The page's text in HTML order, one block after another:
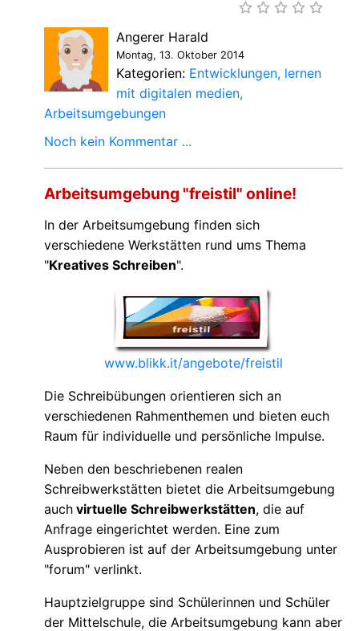
Angerer Harald
Montag, 13. Oktober 2014
Kategorien: Entwicklungen lernen
mit digitalen medien
Arbeitsumgebungen
Noch kein Kommentar ...
Arbeitsumgebung "freistil" online!
In der Arbeitsumgebung finden sich
verschiedene Werkstätten rund ums Thema
"Kreatives Schreiben".
www.blikk.it/angebote/freistil
Die Schreibübungen orientieren sich an
verschiedenen Rahmenthemen und bieten euch
Raum für individuelle und persönliche Impulse.
Neben den beschriebenen realen
Schreibwerkstätten bietet die Arbeitsumgebung
auch virtuelle Schreibwerkstätten, die auf
Anfrage eingerichtet werden. Eine zum
Ausprobieren ist auf der Arbeitsumgebung unter
"forum" verlinkt.
Hauptzielgruppe sind Schülerinnen und Schüler
der Mittelschule, die Arbeitsumgebung kann aber